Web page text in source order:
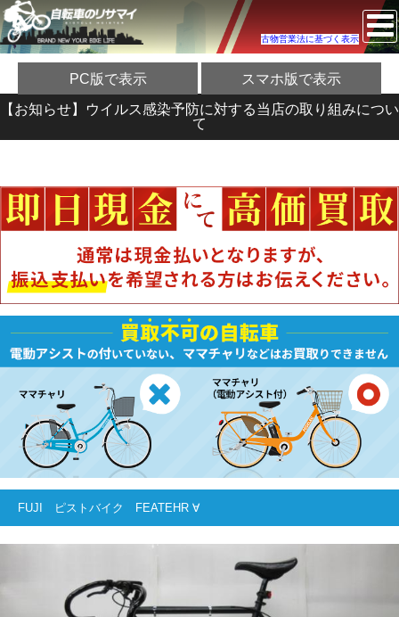
古物営業法に基づく表示
PC版で表示 スマホ版で表示
【お知らせ】ウイルス感染予防に対する当店の取り組みについ
て
FUJI ピストバイク FEATEHR ∀